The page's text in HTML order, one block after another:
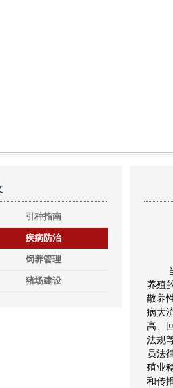
引种指南
疾病防治
饲养管理
猪场建设
当
养殖
散养
病大
高、
法规
员法
殖业
和传